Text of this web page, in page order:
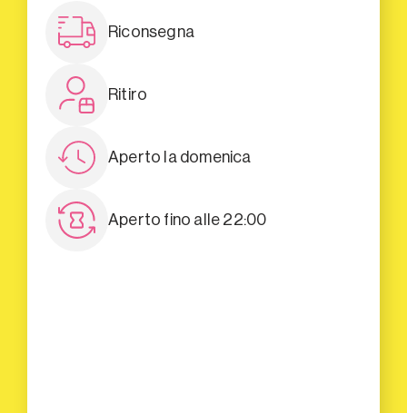
Riconsegna
Ritiro
Aperto la domenica
Aperto fino alle 22:00